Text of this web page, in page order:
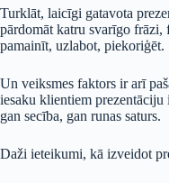
Turklāt, laicīgi gatavota
pārdomāt katru svarīgo frāzi,
pamainīt, uzlabot, piekoriģēt.
Un veiksmes faktors ir arī
iesaku klientiem prezentāciju
gan secība, gan runas saturs.
Daži ieteikumi, kā izveidot